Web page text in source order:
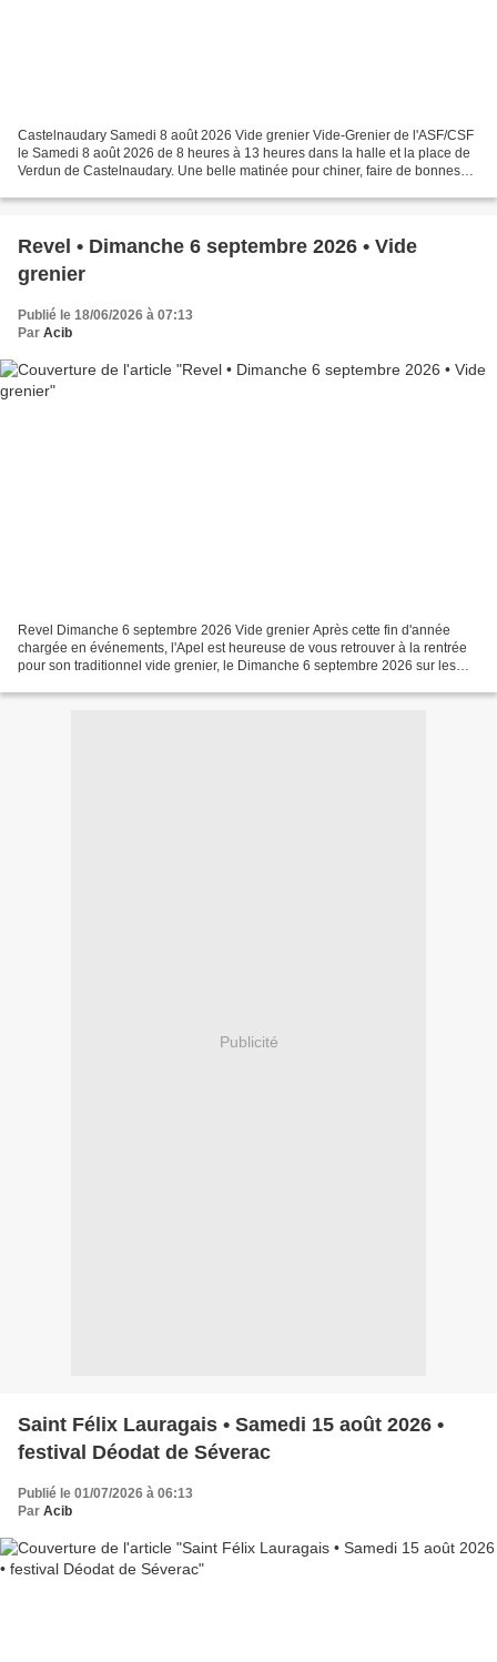
Castelnaudary Samedi 8 août 2026 Vide grenier Vide-Grenier de l'ASF/CSF
le Samedi 8 août 2026 de 8 heures à 13 heures dans la halle et la place de
Verdun de Castelnaudary. Une belle matinée pour chiner, faire de bonnes
Revel • Dimanche 6 septembre 2026 • Vide
grenier
Publié le 18/06/2026 à 07:13
Par Acib
Revel Dimanche 6 septembre 2026 Vide grenier Après cette fin d'année
chargée en événements, l'Apel est heureuse de vous retrouver à la rentrée
pour son traditionnel vide grenier, le Dimanche 6 septembre 2026 sur les
Publicité
Saint Félix Lauragais • Samedi 15 août 2026 •
festival Déodat de Séverac
Publié le 01/07/2026 à 06:13
Par Acib